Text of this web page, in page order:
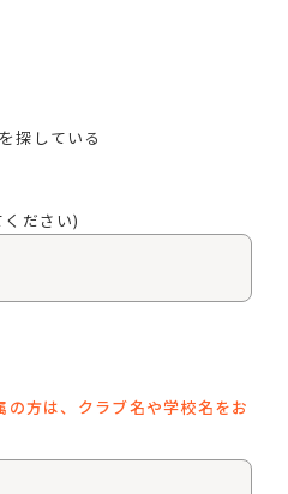
探している
ださい)
方は、クラブ名や学校名をお